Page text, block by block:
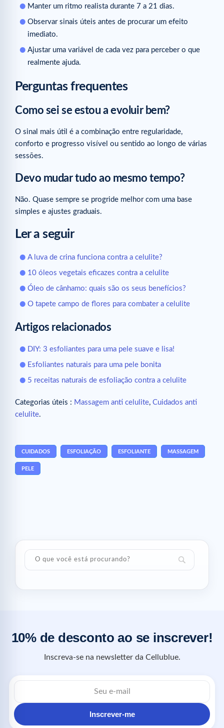
Manter um ritmo realista durante 7 a 21 dias.
Observar sinais úteis antes de procurar um efeito
imediato.
Ajustar uma variável de cada vez para perceber o que
realmente ajuda.
Perguntas frequentes
Como sei se estou a evoluir bem?
O sinal mais útil é a combinação entre regularidade,
conforto e progresso visível ou sentido ao longo de várias
sessões.
Devo mudar tudo ao mesmo tempo?
Não. Quase sempre se progride melhor com uma base
simples e ajustes graduais.
Ler a seguir
A luva de crina funciona contra a celulite?
10 óleos vegetais eficazes contra a celulite
Óleo de cânhamo: quais são os seus benefícios?
O tapete campo de flores para combater a celulite
Artigos relacionados
DIY: 3 esfoliantes para uma pele suave e lisa!
Esfoliantes naturais para uma pele bonita
5 receitas naturais de esfoliação contra a celulite
Categorias úteis : Massagem anti celulite, Cuidados anti
celulite.
CUIDADOS ESFOLIAÇÃO ESFOLIANTE MASSAGEM
PELE
10% de desconto ao se inscrever!
Inscreva-se na newsletter da Cellublue.
Inscrever-me